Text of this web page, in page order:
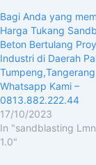
Bagi Anda yang
Harga Tukang
Beton Bertulang
Industri di Daerah
Tumpeng,Tangerang |
Whatsapp Kami –
0813.882.222.44
17/10/2023
In "sandblasting
1.0"